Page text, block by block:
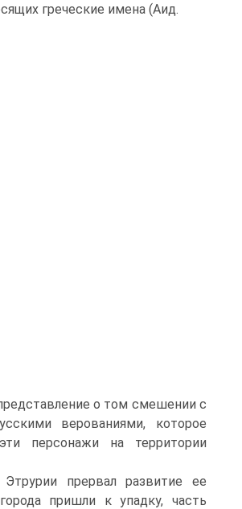
греческие имена (Аид.
о том смешении с
верованиями, которое
персонажи на территории
Этрурии прервал развитие ее
пришли к упадку, часть